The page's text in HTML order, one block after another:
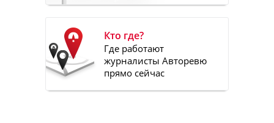
Кто где?
Где работают
журналисты Авторевю
прямо сейчас